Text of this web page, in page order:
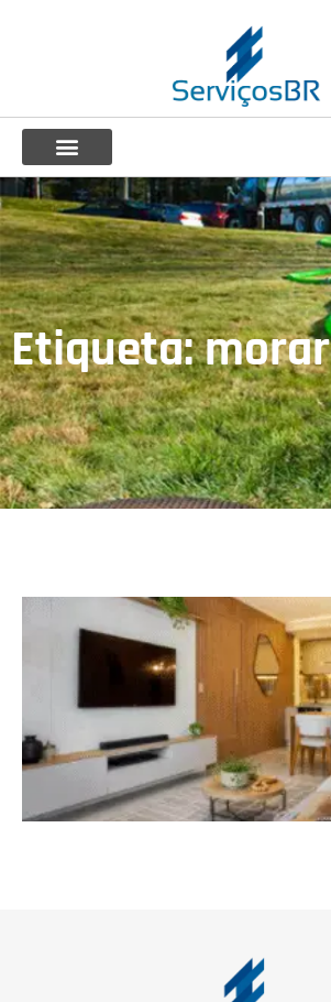
Etiqueta: morar